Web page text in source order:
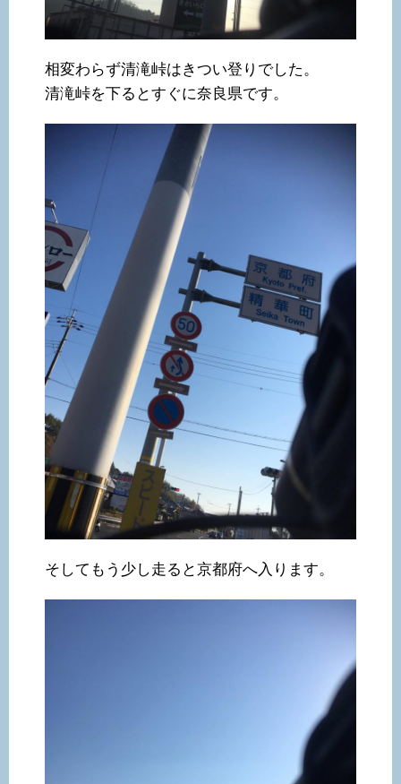
相変わらず清滝峠はきつい登りでした。
清滝峠を下るとすぐに奈良県です。
そしてもう少し走ると京都府へ入ります。